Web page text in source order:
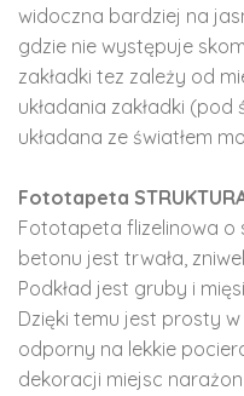
widoczna bardziej na
gdzie nie występuje
zakładki tez zależy od
układania zakładki
układana ze światłem
Fototapeta
Fototapeta flizelinowa o
betonu jest trwała,
Podkład jest gruby i
Dzięki temu jest prosty
odporny na lekkie
dekoracji miejsc